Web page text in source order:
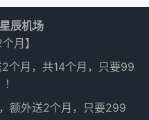
星辰机场
月】
个月，共14个月，只要99
额外送2个月，只要299